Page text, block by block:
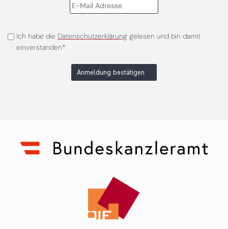
Ich habe die Datenschutzerklärunggelesen und bin damit
einverstanden*
Anmeldung bestätigen